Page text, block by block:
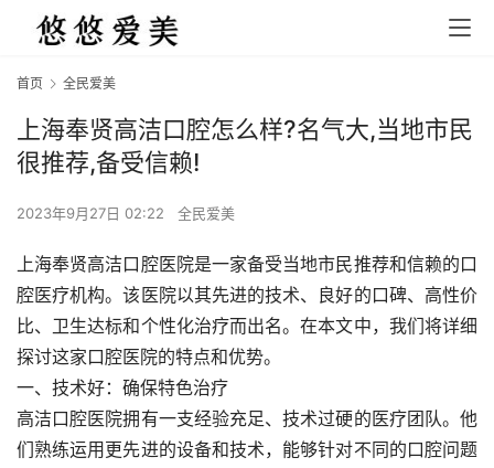
首页 全民爱美
上海奉贤高洁口腔怎么样?名气大,当地市民
很推荐,备受信赖!
2023年9月27日 02:22 全民爱美
上海奉贤高洁口腔医院是一家备受当地市民推荐和信赖的口
腔医疗机构。该医院以其先进的技术、良好的口碑、高性价
比、卫生达标和个性化治疗而出名。在本文中，我们将详细
探讨这家口腔医院的特点和优势。
一、技术好：确保特色治疗
高洁口腔医院拥有一支经验充足、技术过硬的医疗团队。他
们熟练运用更先进的设备和技术，能够针对不同的口腔问题